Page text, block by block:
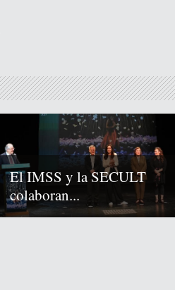
El IMSS y la SECULT
colaboran...